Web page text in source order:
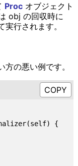
Procオブジェクト
obj の回収時に
行されます。
の悪い例です。
{